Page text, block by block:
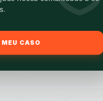
CASO